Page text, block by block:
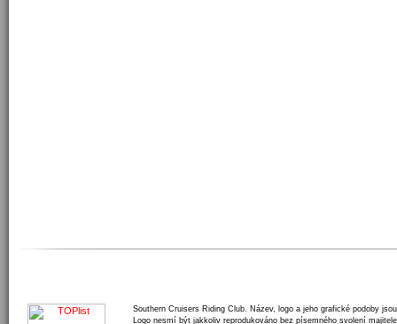
Southern Cruisers Riding Club. Název, logo a jeho grafické podoby
Logo nesmí být jakkoliv reprodukováno bez písemného svolení